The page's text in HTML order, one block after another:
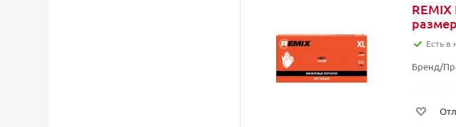
Есть в
Бренд/